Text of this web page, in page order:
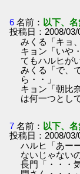
6 名前： 以下、
投稿日：2008/
みくる「キョ
キョン「いや
てもハルヒが
みくる「で、
ら・・」
キョン「朝比
は何一つとし
7 名前： 以下、
投稿日：2008/
ハルヒ「あー
ないじゃない
長門「・・・